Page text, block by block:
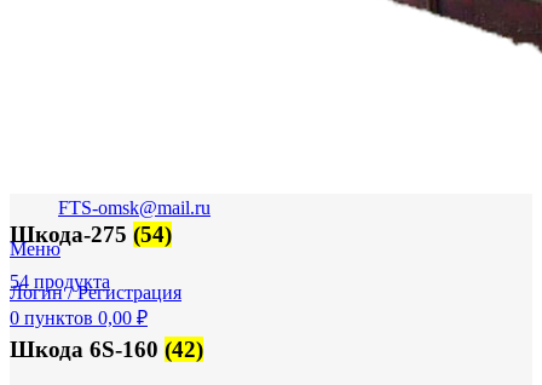
FTS-omsk@mail.ru
Меню
Логин / Регистрация
0 пунктов 0,00 ₽
Шкода-275 (54)
54 продукта
Шкода 6S-160 (42)